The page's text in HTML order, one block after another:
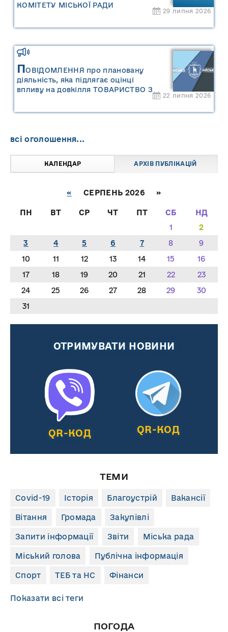
КОМІТЕТУ МІСЬКОЇ РАДИ
29 липня 2026
ПОВІДОМЛЕННЯ про плановану
діяльність, яка підлягає оцінці
впливу на довкілля ТОВАРИСТВО З
22 липня 2026
всі оголошення...
КАЛЕНДАР АРХІВ ПУБЛІКАЦІЙ
« СЕРПЕНЬ 2026 »
ПН ВТ СР ЧТ ПТ СБ
НД
1
2
3
4 5 6 7 8
9
10
11 12 13 14 15
16
17
18 19 20 21 22
23
24
25 26 27 28 29
30
31
ОТРИМУВАТИ НОВИНИ
QR-КОД QR-КОД
ТЕМИ
Covid-19 Історія Благоустрій Вакансії
Вітання Громада Закупівлі
Запити інформації Звіти Міська рада
Міський голова Публічна інформація
Спорт ТЕБ та НС Фінанси
Показати всі теги
ПОГОДА